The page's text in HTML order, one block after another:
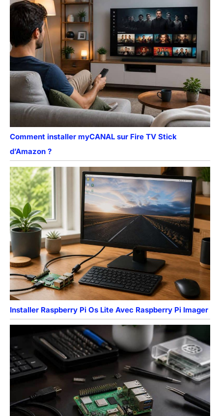
Comment installer myCANAL sur Fire TV Stick
d’Amazon ?
Installer Raspberry Pi Os Lite Avec Raspberry Pi Imager